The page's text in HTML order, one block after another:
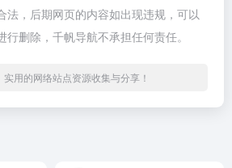
法，后期网页的内容如出现违规，可以
删除，千帆导航不承担任何责任。
用的网络站点资源收集与分享！